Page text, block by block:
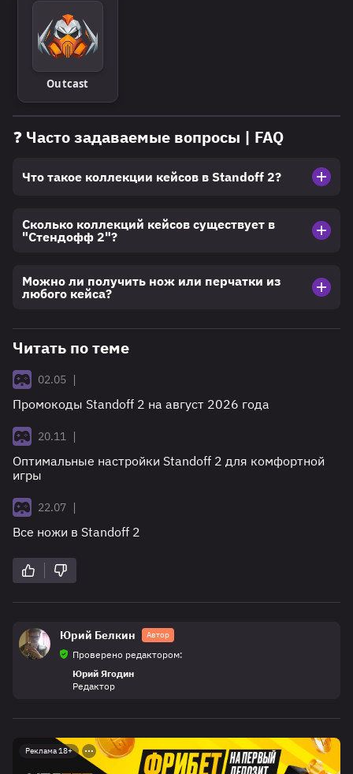
Outcast
❓ Часто задаваемые вопросы | FAQ
Что такое коллекции кейсов в Standoff 2?
Сколько коллекций кейсов существует в
"Стендофф 2"?
Можно ли получить нож или перчатки из
любого кейса?
Читать по теме
02.05 |
Промокоды Standoff 2 на август 2026 года
20.11 |
Оптимальные настройки Standoff 2 для комфортной
игры
22.07 |
Все ножи в Standoff 2
Юрий Белкин Автор
Проверено редактором:
Юрий Ягодин
Редактор
Реклама 18+